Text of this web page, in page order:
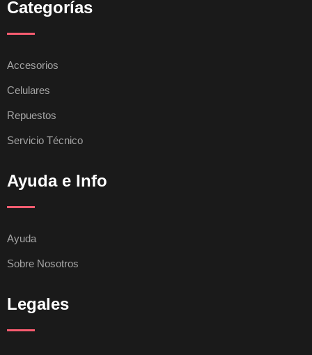
Categorías
Accesorios
Celulares
Repuestos
Servicio Técnico
Ayuda e Info
Ayuda
Sobre Nosotros
Legales